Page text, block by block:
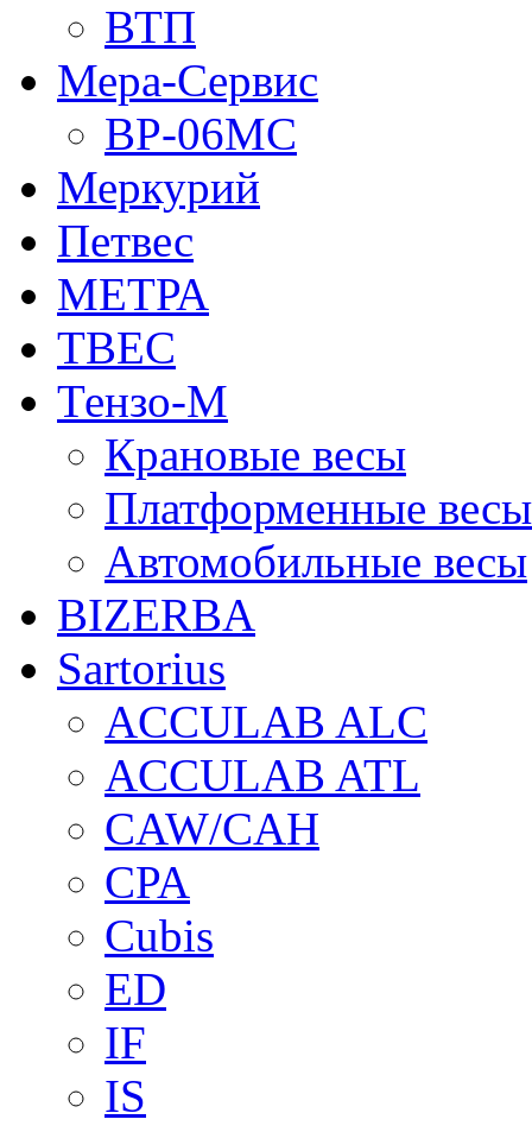
ВТП
Мера-Сервис
ВР-06МС
Меркурий
Петвес
МЕТРА
ТВЕС
Тензо-М
Крановые весы
Платформенные весы
Автомобильные весы
BIZERBA
Sartorius
ACCULAB ALC
ACCULAB ATL
CAW/CAH
CPA
Cubis
ED
IF
IS